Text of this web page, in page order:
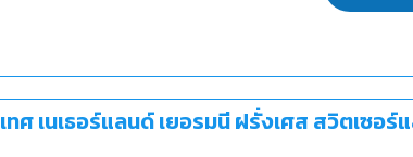
ทศ เนเธอร์แลนด์ เยอรมนี ฝรั่งเศส สวิตเซอร์